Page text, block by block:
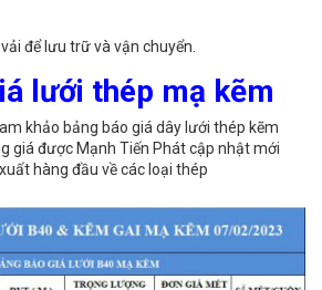
để lưu trữ và vận chuyển.
lưới thép mạ kẽm
khảo bảng báo giá dây lưới thép kẽm
giá được Mạnh Tiến Phát cập nhật mới
hàng đầu về các loại thép